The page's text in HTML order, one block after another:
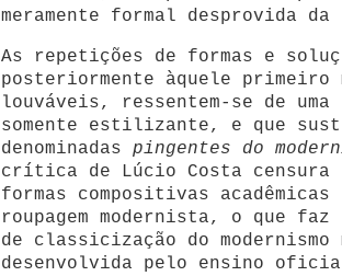
meramente formal desprovida
As repetições de formas e
posteriormente àquele primeiro
louváveis, ressentem-se de
somente estilizante, e que
denominadas pingentes do
crítica de Lúcio Costa
formas compositivas acadêmicas
roupagem modernista, o que
de classicização do modernismo
desenvolvida pelo ensino